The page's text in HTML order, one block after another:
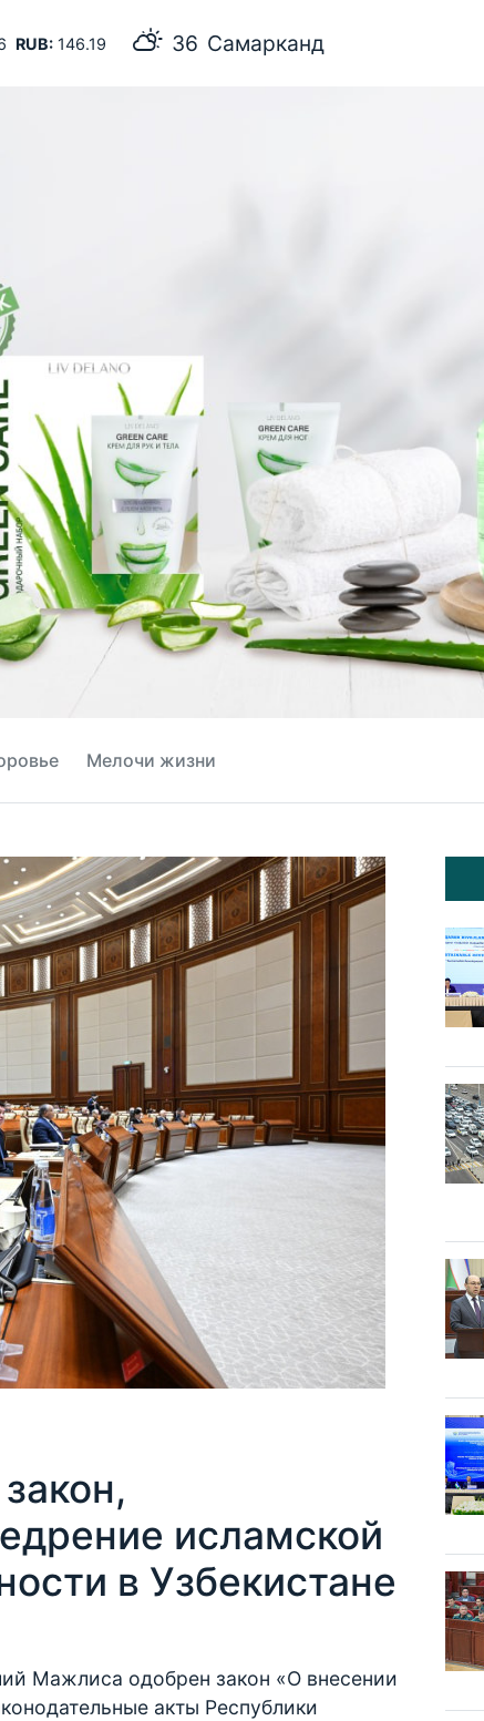
RUB:146.19 36 Самарканд
Мелочи жизни
исламской
в Узбекистане
Мажлиса одобрен закон «О внесении
акты Республики